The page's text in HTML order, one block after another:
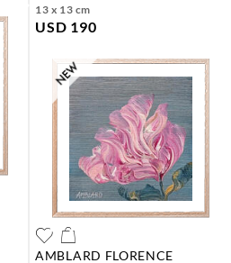
13 x 13 cm
USD 190
AMBLARD FLORENCE